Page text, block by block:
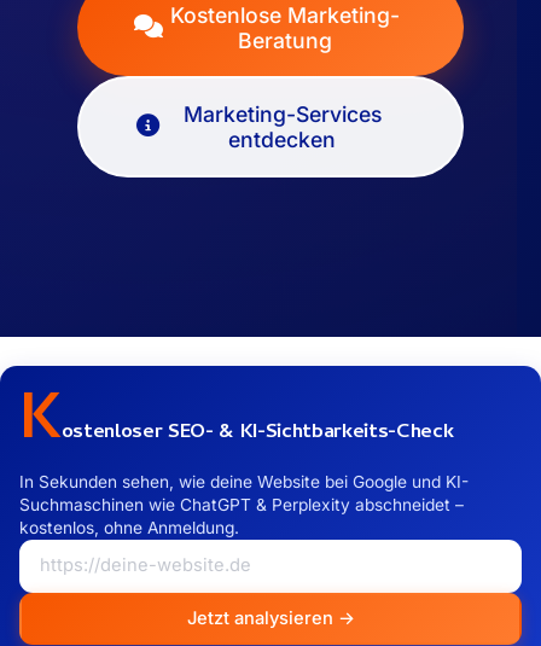
Kostenlose Marketing-
Beratung
Marketing-Services
entdecken
Kostenloser SEO- & KI-Sichtbarkeits-Check
In Sekunden sehen, wie deine Website bei Google und KI-
Suchmaschinen wie ChatGPT & Perplexity abschneidet –
kostenlos, ohne Anmeldung.
Jetzt analysieren →